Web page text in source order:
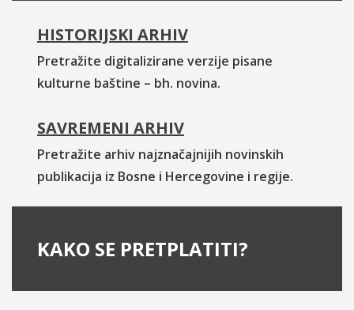
HISTORIJSKI ARHIV
Pretražite digitalizirane verzije pisane
kulturne baštine – bh. novina.
SAVREMENI ARHIV
Pretražite arhiv najznačajnijih novinskih
publikacija iz Bosne i Hercegovine i regije.
KAKO SE PRETPLATITI?